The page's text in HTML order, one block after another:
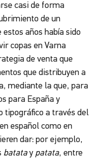
casi de forma
de un
años había sido
copas en Varna
de venta que
que distribuyen a
mediante la que, para
para España y
tipográfico a través del
español como en
dar: por ejemplo,
batatay patata, entre